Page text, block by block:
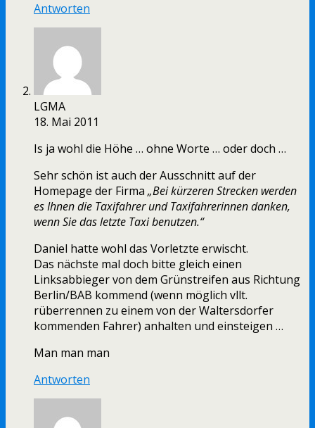
Antworten
LGMA
18. Mai 2011
Is ja wohl die Höhe … ohne Worte … oder doch …
Sehr schön ist auch der Ausschnitt auf der
Homepage der Firma „Bei kürzeren Strecken werden
es Ihnen die Taxifahrer und Taxifahrerinnen danken,
wenn Sie das letzte Taxi benutzen.“
Daniel hatte wohl das Vorletzte erwischt.
Das nächste mal doch bitte gleich einen
Linksabbieger von dem Grünstreifen aus Richtung
Berlin/BAB kommend (wenn möglich vllt.
rüberrennen zu einem von der Waltersdorfer
kommenden Fahrer) anhalten und einsteigen …
Man man man
Antworten